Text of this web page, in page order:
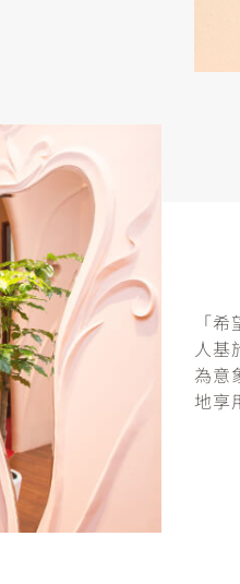
「
人基
為意
地享